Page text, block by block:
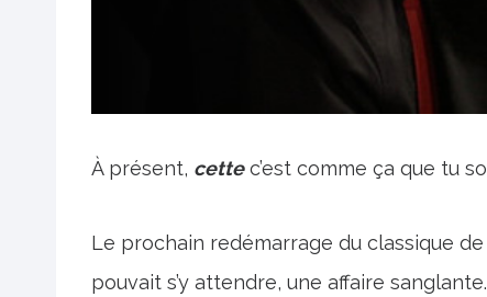
À présent, cettec’est comme ça que tu
Le prochain redémarrage du classique
pouvait s’y attendre, une affaire